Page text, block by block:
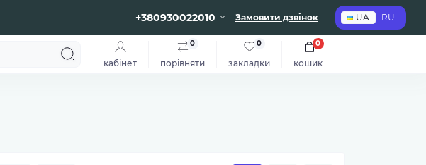
+380930022010 Замовити дзвінок UA RU
кабінет порівняти
0
закладки
0
кошик
0